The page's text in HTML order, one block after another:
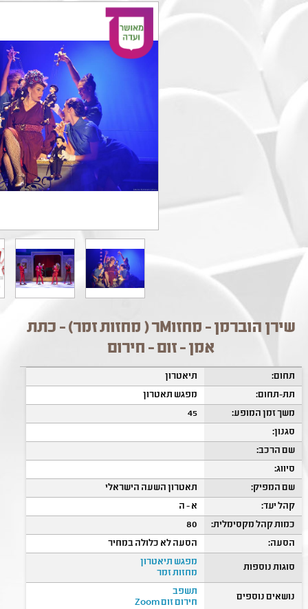
שירן הוברמן - מחזוMר ( מחזות זמר) - כתת
אמן - זום - חירום
תחום:
תיאטרון
תת-תחום:
מפגש תאטרון
משך זמן המופע:
45
סגנון:
שם הרכב:
סיווג:
שם המפיק:
תאטרון השעה הישראלי
קהל יעד:
א - ה
כמות קהל מקסימלית:
80
הסעה:
הסעה לא כלולה במחיר
סוגות נוספות
מפגש תיאטרון
מחזות זמר
נושאים נוספים
תשפב
חירום זום Zoom